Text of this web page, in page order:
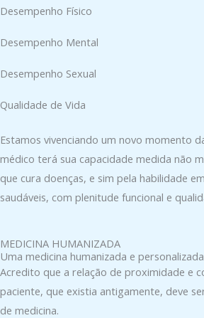
Desempenho Físico
Desempenho Mental
Desempenho Sexual
Qualidade de Vida
Estamos vivenciando um novo momento
médico terá sua capacidade medida não
que cura doenças, e sim pela habilidade
saudáveis, com plenitude funcional e
MEDICINA HUMANIZADA
Uma medicina humanizada e personalizada
Acredito que a relação de proximidade e
paciente, que existia antigamente, deve
de medicina.